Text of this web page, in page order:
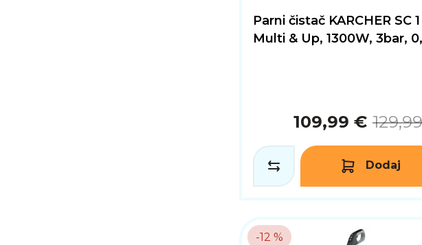
Parni čistač KARCHER SC 1
Multi & Up, 1300W, 3bar,
109,99 €
Dodaj
-12 %